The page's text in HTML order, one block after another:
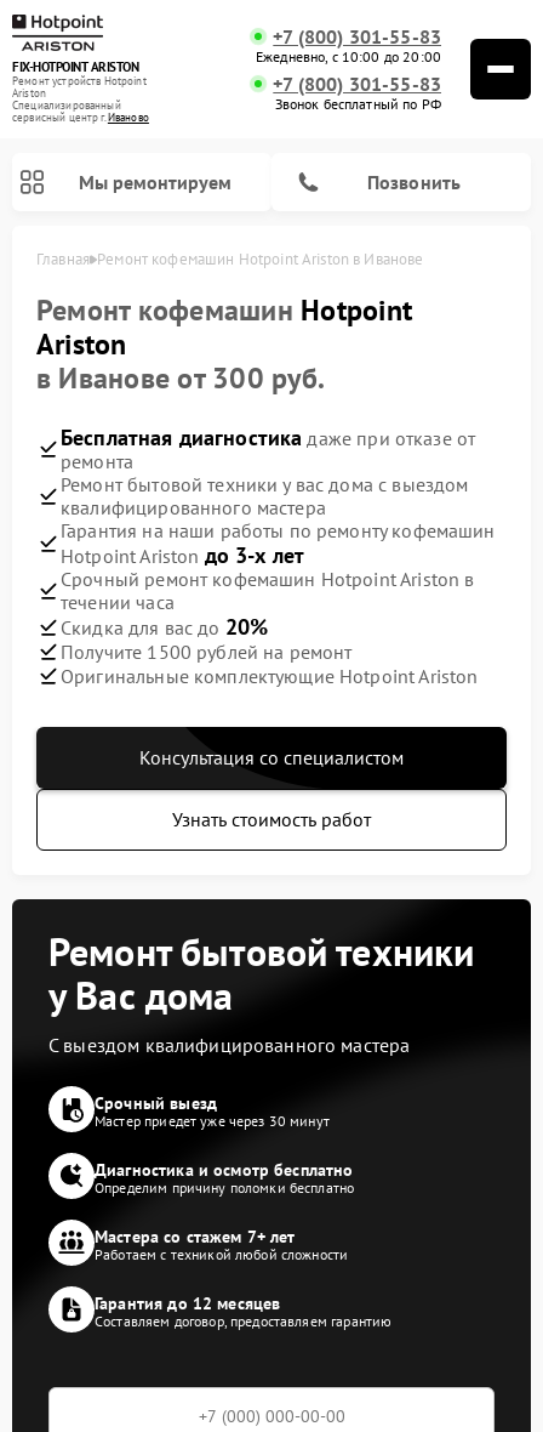
FIX-HOTPOINT ARISTON
Ремонт устройств Hotpoint
Ariston
Специализированный
cервисный центр г.Иваново
+7 (800) 301-55-83
Ежедневно, с 10:00 до 20:00
+7 (800) 301-55-83
Звонок бесплатный по РФ
Мы ремонтируем Позвонить
Главная Ремонт кофемашин Hotpoint Ariston в Иванове
Ремонт кофемашин Hotpoint
Ariston
в Иванове от 300 руб.
Бесплатная диагностика даже при отказе от
ремонта
Ремонт бытовой техники у вас дома с выездом
квалифицированного мастера
Гарантия на наши работы по ремонту кофемашин
Hotpoint Ariston до 3-х лет
Срочный ремонт кофемашин Hotpoint Ariston в
течении часа
Скидка для вас до 20%
Получите 1500 рублей на ремонт
Оригинальные комплектующие Hotpoint Ariston
Консультация со специалистом
Узнать стоимость работ
Ремонт бытовой техники
у Вас дома
С выездом квалифицированного мастера
Срочный выезд
Мастер приедет уже через 30 минут
Диагностика и осмотр бесплатно
Определим причину поломки бесплатно
Мастера со стажем 7+ лет
Работаем с техникой любой сложности
Гарантия до 12 месяцев
Составляем договор, предоставляем гарантию